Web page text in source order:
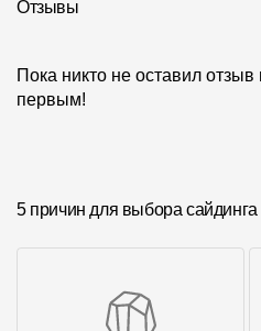
Отзывы
Пока никто не оставил
первым!
5 причин для выбора